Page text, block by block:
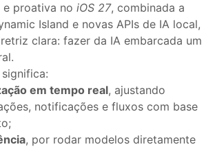
proativa no iOS 27, combinada a
Island e novas APIs de IA local,
clara: fazer da IA embarcada um
em tempo real, ajustando
notificações e fluxos com base
, por rodar modelos diretamente